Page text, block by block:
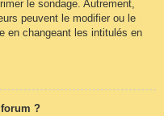
le sondage. Autrement,
peuvent le modifier ou le
en changeant les intitulés en
?